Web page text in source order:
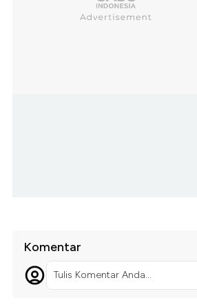
Komentar
Tulis Komentar Anda...